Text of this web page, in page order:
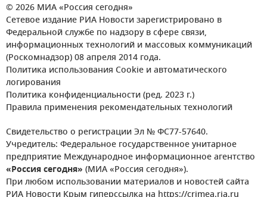
© 2026 МИА «Россия сегодня»
Сетевое издание РИА Новости зарегистрировано в
Федеральной службе по надзору в сфере связи,
информационных технологий и массовых коммуникаций
(Роскомнадзор) 08 апреля 2014 года.
Политика использования Cookie и автоматического
логирования
Политика конфиденциальности (ред. 2023 г.)
Правила применения рекомендательных технологий
Свидетельство о регистрации Эл № ФС77-57640.
Учредитель: Федеральное государственное унитарное
предприятие Международное информационное агентство
«Россия сегодня» (МИА «Россия сегодня»).
При любом использовании материалов и новостей сайта